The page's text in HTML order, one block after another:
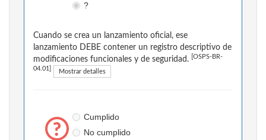
?
Cuando se crea un lanzamiento oficial, ese
lanzamiento DEBE contener un registro descriptivo de
modificaciones funcionales y de seguridad.
[OSPS-BR-
04.01] Mostrar detalles
Cumplido
No cumplido